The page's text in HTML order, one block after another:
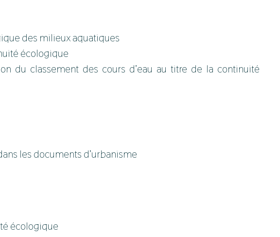
des milieux aquatiques
écologique
du classement des cours d’eau au titre de la continuité
les documents d’urbanisme
écologique